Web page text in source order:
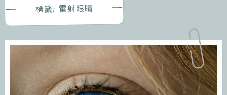
標籤: 雷射眼睛